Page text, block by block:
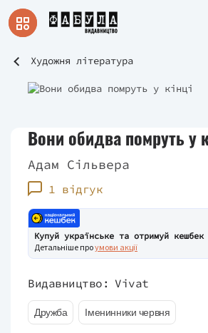
Художня література
Вони обидва помруть у
Адам Сільвера
1 відгук
Купуй українське та отримуй кешбек
Детальніше проумови акції
Видавництво: Vivat
Дружба Іменинники червня